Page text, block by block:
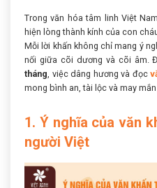
Trong văn hóa tâm linh Việt
hiện lòng thành kính của con
Mỗi lời khấn không chỉ mang ý
nối giữa cõi dương và cõi âm.
tháng, việc dâng hương và đọc
mong bình an, tài lộc và may
1. Ý nghĩa của văn
người Việt